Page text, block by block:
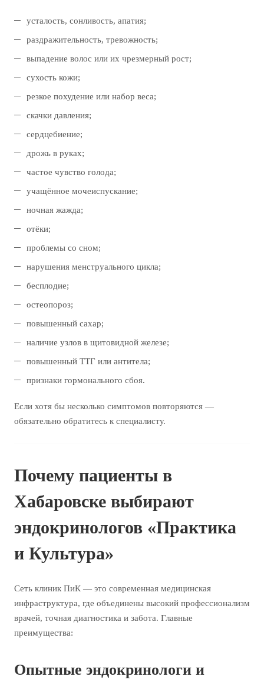
усталость, сонливость, апатия;
раздражительность, тревожность;
выпадение волос или их чрезмерный рост;
сухость кожи;
резкое похудение или набор веса;
скачки давления;
сердцебиение;
дрожь в руках;
частое чувство голода;
учащённое мочеиспускание;
ночная жажда;
отёки;
проблемы со сном;
нарушения менструального цикла;
бесплодие;
остеопороз;
повышенный сахар;
наличие узлов в щитовидной железе;
повышенный ТТГ или антитела;
признаки гормонального сбоя.
Если хотя бы несколько симптомов повторяются —
обязательно обратитесь к специалисту.
Почему пациенты в
Хабаровске выбирают
эндокринологов «Практика
и Культура»
Сеть клиник ПиК — это современная медицинская
инфраструктура, где объединены высокий профессионализм
врачей, точная диагностика и забота. Главные
преимущества:
Опытные эндокринологи и